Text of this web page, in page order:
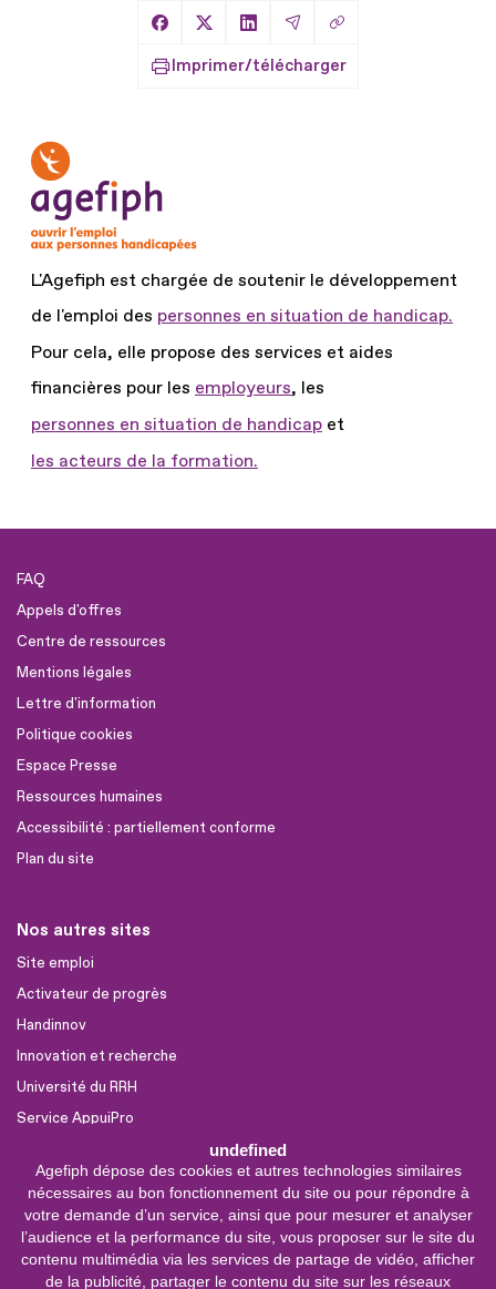
undefined
Agefiph dépose des cookies et autres technologies similaires
nécessaires au bon fonctionnement du site ou pour répondre à
votre demande d’un service, ainsi que pour mesurer et analyser
l’audience et la performance du site, vous proposer sur le site du
contenu multimédia via les services de partage de vidéo, afficher
de la publicité, partager le contenu du site sur les réseaux
Partager sur Facebook
Partager sur X
Partager sur LinkedIn
Partager par Email
Copier le lien
Imprimer/télécharger
L'Agefiph est chargée de soutenir le développement
de l'emploi des personnes en situation de handicap.
Pour cela, elle propose des services et aides
financières pour les employeurs, les
personnes en situation de handicap et
les acteurs de la formation.
FAQ
Appels d'offres
Centre de ressources
Mentions légales
Lettre d'information
Politique cookies
Espace Presse
Ressources humaines
Accessibilité : partiellement conforme
Plan du site
Nos autres sites
Site emploi
Activateur de progrès
Handinnov
Innovation et recherche
Université du RRH
Service AppuiPro
Nous suivre
Youtube
Linkedin